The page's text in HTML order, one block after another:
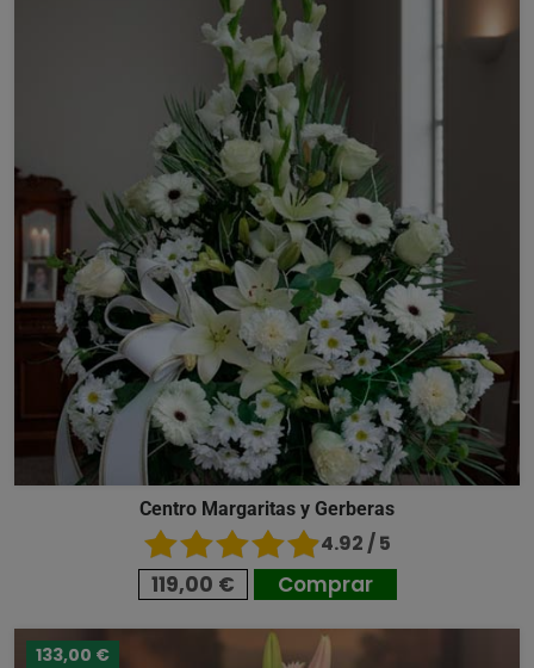
Centro Margaritas y Gerberas
4.92 / 5
119,00 € Comprar
133,00 €